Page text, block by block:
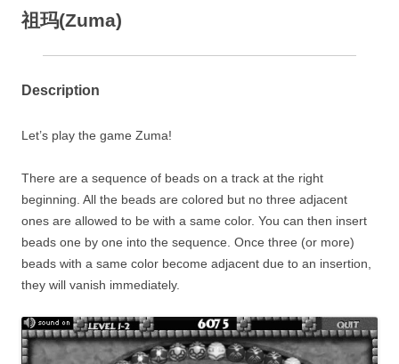
祖玛(Zuma)
Description
Let’s play the game Zuma!
There are a sequence of beads on a track at the right
beginning. All the beads are colored but no three adjacent
ones are allowed to be with a same color. You can then insert
beads one by one into the sequence. Once three (or more)
beads with a same color become adjacent due to an insertion,
they will vanish immediately.